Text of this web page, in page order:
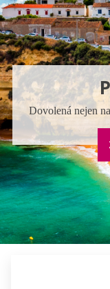
Dovolená nejen